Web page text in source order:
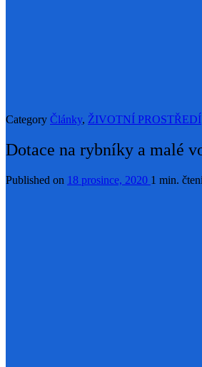
Category Články, ŽIVOTNÍ PROSTŘEDÍ
Dotace na rybníky a malé
Published on 18 prosince, 2020 1 min.